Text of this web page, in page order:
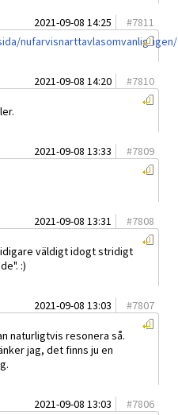
2021-09-08 14:25 #7811
nufarvisnarttavlasomvanligtigen/
2021-09-08 14:20 #7810
2021-09-08 13:33 #7809
2021-09-08 13:31 #7808
väldigt idogt stridigt
:)
2021-09-08 13:03 #7807
naturligtvis resonera så.
jag, det finns ju en
2021-09-08 13:03 #7806